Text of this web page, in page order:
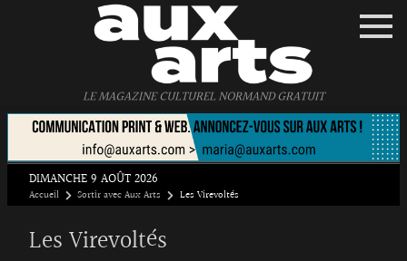
LE MAGAZINE CULTUREL NORMAND GRATUIT
DIMANCHE 9 AOÛT 2026
Accueil Sortir avec Aux Arts Les Virevoltés
Les Virevoltés
Panneau de gestion des cookies